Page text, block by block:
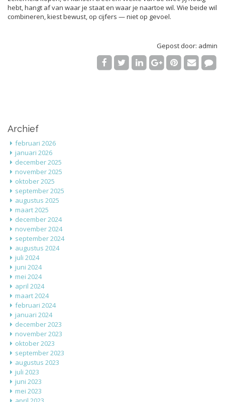
hebt, hangt af van waar je staat en waar je naartoe wil. Wie beide wil
combineren, kiest bewust, op cijfers — niet op gevoel.
Gepost door: admin
Archief
februari 2026
januari 2026
december 2025
november 2025
oktober 2025
september 2025
augustus 2025
maart 2025
december 2024
november 2024
september 2024
augustus 2024
juli 2024
juni 2024
mei 2024
april 2024
maart 2024
februari 2024
januari 2024
december 2023
november 2023
oktober 2023
september 2023
augustus 2023
juli 2023
juni 2023
mei 2023